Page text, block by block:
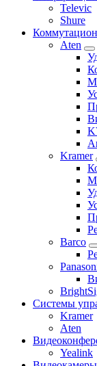
Televic
Shure
Aten
Kramer
Barco
Системы
Kramer
Aten
Yealink